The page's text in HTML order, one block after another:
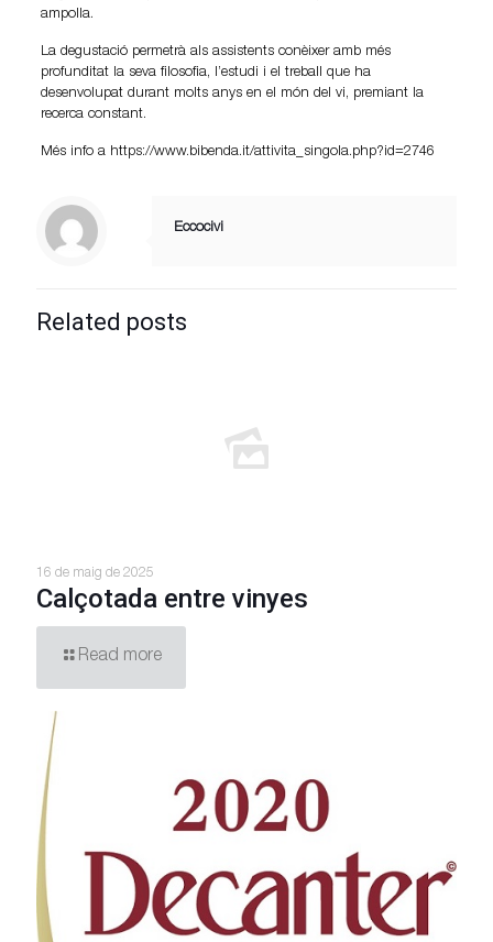
ampolla.
La degustació permetrà als assistents conèixer amb més
profunditat la seva filosofia, l’estudi i el treball que ha
desenvolupat durant molts anys en el món del vi, premiant la
recerca constant.
Més info a https://www.bibenda.it/attivita_singola.php?id=2746
Eccocivi
Related posts
16 de maig de 2025
Calçotada entre vinyes
Read more